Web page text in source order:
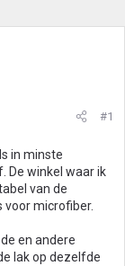
#1
in minste
De winkel waar ik
van de
voor microfiber.
en andere
lak op dezelfde